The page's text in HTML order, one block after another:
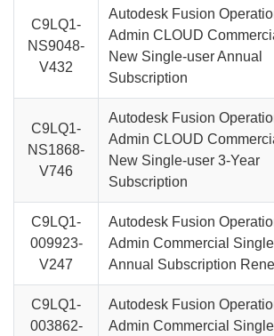
C9LQ1-
NS9048-
V432
Autodesk Fusion
Admin CLOUD
New Single-user Annual
Subscription
C9LQ1-
NS1868-
V746
Autodesk Fusion
Admin CLOUD
New Single-user 3-Year
Subscription
C9LQ1-
009923-
V247
Autodesk Fusion
Admin Commercial
Annual Subscription
C9LQ1-
003862-
Autodesk Fusion
Admin Commercial